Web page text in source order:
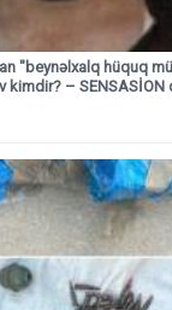
"beynəlxalq hüquq
kimdir? – SENSASİON